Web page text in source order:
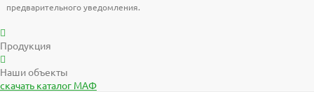
предварительного уведомления.
Продукция
Наши объекты
скачать каталог МАФ